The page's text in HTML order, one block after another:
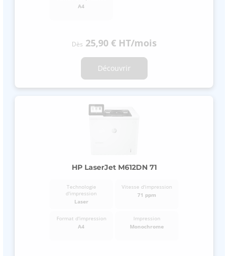
A4
Dès 25,90 € HT/mois
Découvrir
HP LaserJet M612DN 71
Technologie
d'impression
Laser
Vitesse d'impression
71 ppm
Format d'impression
A4
Impression
Monochrome